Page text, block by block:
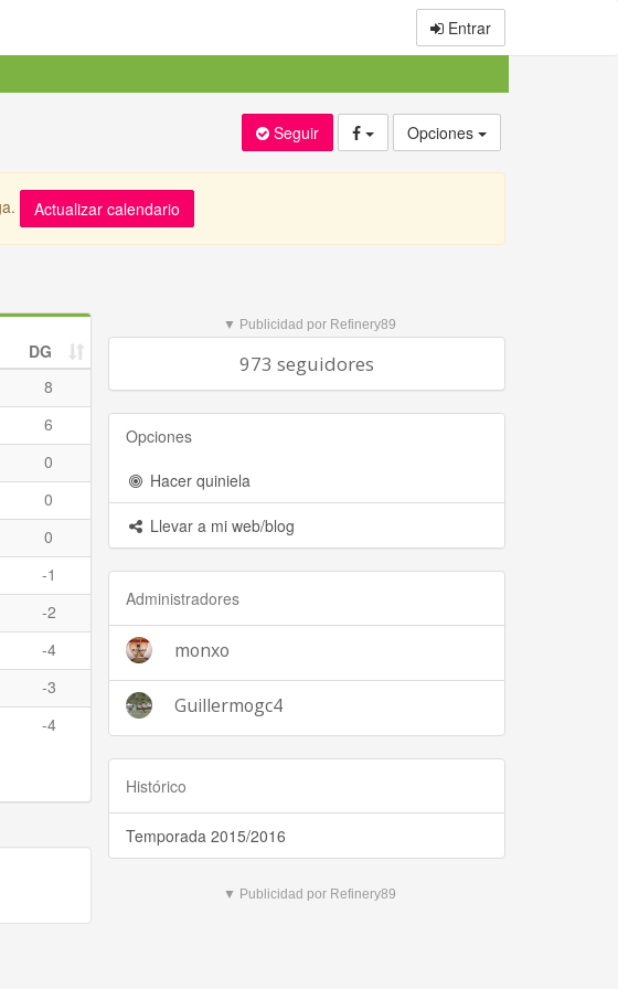
Entrar
Seguir Opciones
Actualizar calendario
DG
8
6
0
0
0
-1
-2
-4
-3
-4
▼ Publicidad por Refinery89
973 seguidores
Opciones
Hacer quiniela
Llevar a mi web/blog
Administradores
monxo
Guillermogc4
Histórico
Temporada 2015/2016
▼ Publicidad por Refinery89